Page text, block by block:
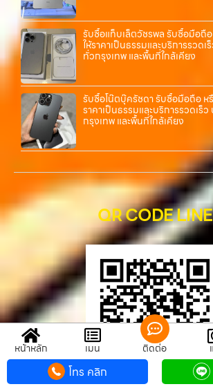
รับซื้อแท็บเล็ตวัชรพล รับซื้อมือถื
ให้ราคาเป็นธรรมและบริการรวด
ทั่วกรุงเทพ และพื้นที่ใกล้เคียง
รับซื้อโน๊ตบุ๊ครัชดา รับซื้อมือถือ ห
ราคาเป็นธรรมและบริการรวดเร็
กรุงเทพ และพื้นที่ใกล้เคียง
QR CODE LINE
หน้าหลัก เมนู ติดต่อ
โทร คลิก